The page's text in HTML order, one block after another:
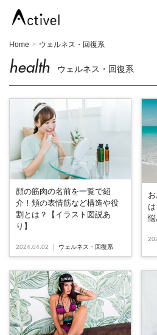
Home > ウェルネス・回復系
health ウェルネス・回復系
顔の筋肉の名前を一覧で紹
介！頬の表情筋など構造や役
割とは？【イラスト図説あ
り】
2024.04.02 ウェルネス・回復系